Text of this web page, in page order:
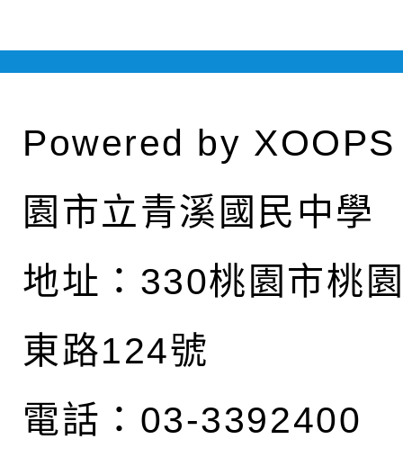
Powered by XOOPS
園市立青溪國民中學
地址： 330桃園市桃
東路124號
電話：03-3392400